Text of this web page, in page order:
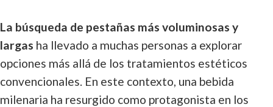
La búsqueda de pestañas más voluminosas y
largas ha llevado a muchas personas a explorar
opciones más allá de los tratamientos estéticos
convencionales. En este contexto, una bebida
milenaria ha resurgido como protagonista en los